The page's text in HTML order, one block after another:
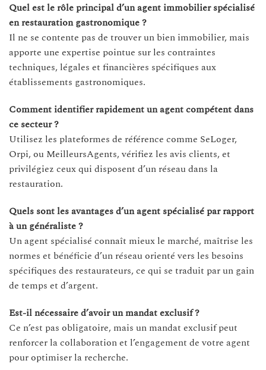
Quel est le rôle principal d’un agent immobilier spécialisé
en restauration gastronomique ?
Il ne se contente pas de trouver un bien immobilier, mais
apporte une expertise pointue sur les contraintes
techniques, légales et financières spécifiques aux
établissements gastronomiques.
Comment identifier rapidement un agent compétent dans
ce secteur ?
Utilisez les plateformes de référence comme SeLoger,
Orpi, ou MeilleursAgents, vérifiez les avis clients, et
privilégiez ceux qui disposent d’un réseau dans la
restauration.
Quels sont les avantages d’un agent spécialisé par rapport
à un généraliste ?
Un agent spécialisé connaît mieux le marché, maîtrise les
normes et bénéficie d’un réseau orienté vers les besoins
spécifiques des restaurateurs, ce qui se traduit par un gain
de temps et d’argent.
Est-il nécessaire d’avoir un mandat exclusif ?
Ce n’est pas obligatoire, mais un mandat exclusif peut
renforcer la collaboration et l’engagement de votre agent
pour optimiser la recherche.